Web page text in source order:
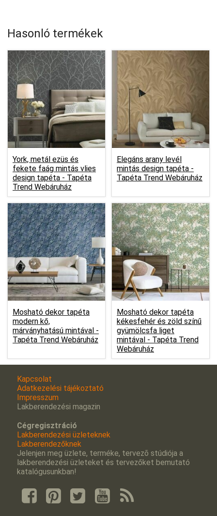
Hasonló termékek
York, metál ezüs és
fekete faág mintás vlies
design tapéta - Tapéta
Trend Webáruház
Elegáns arany levél
mintás design tapéta -
Tapéta Trend Webáruház
Mosható dekor tapéta
modern kő,
márványhatású mintával -
Tapéta Trend Webáruház
Mosható dekor tapéta
kékesfehér és zöld színű
gyümölcsfa liget
mintával - Tapéta Trend
Webáruház
Kapcsolat
Adatkezelési tájékoztató
Impresszum
Lakberendezési magazin
Cégregisztráció
Lakberendezési üzleteknek
Lakberendezőknek
Jelenjen meg üzlete, terméke, tervezõ stúdiója a
lakberendezési üzleteket és tervezőket bemutató
katalógusunkban!